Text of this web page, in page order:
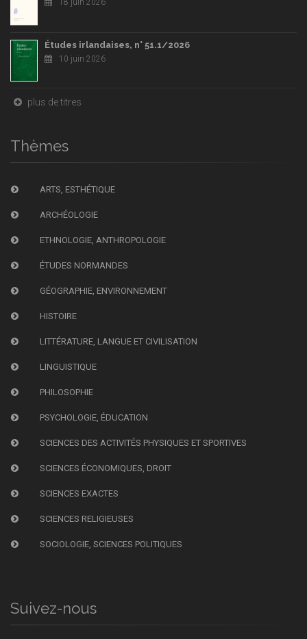
18 juin 2026
Études irlandaises, n° 51.1/2026
10 juin 2026
plus de titres
Thèmes
ARTS, ESTHÉTIQUE
ARCHÉOLOGIE
ETHNOLOGIE, ANTHROPOLOGIE
ÉTUDES NORMANDES
GÉOGRAPHIE, ENVIRONNEMENT
HISTOIRE
LITTÉRATURE, LANGUE ET CIVILISATION
LINGUISTIQUE
PHILOSOPHIE
PSYCHOLOGIE, ÉDUCATION
SCIENCES DES ACTIVITÉS PHYSIQUES ET SPORTIVES
SCIENCES ÉCONOMIQUES, DROIT
SCIENCES EXACTES
SCIENCES RELIGIEUSES
SOCIOLOGIE, SCIENCES POLITIQUES
Suivez-nous